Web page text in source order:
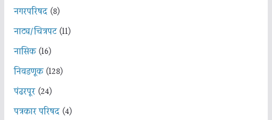
नगरपरिषद(8)
नाट्य/चित्रपट(11)
नासिक(16)
निवडणूक(128)
पंढरपूर(24)
पत्रकार परिषद(4)